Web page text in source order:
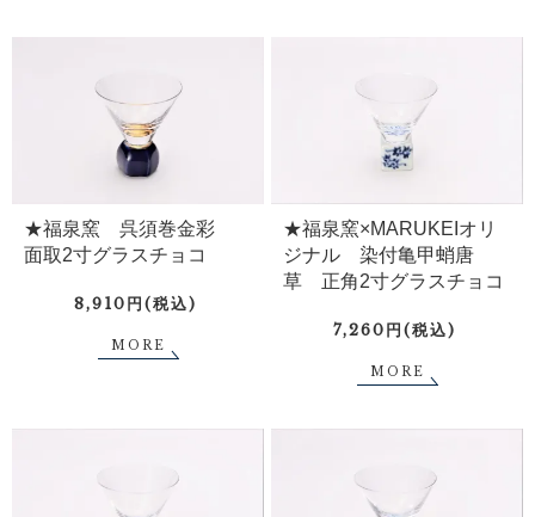
★福泉窯 呉須巻金彩
面取2寸グラスチョコ
8,910円(税込)
MORE
★福泉窯×MARUKEIオリ
ジナル 染付亀甲蛸唐
草 正角2寸グラスチョコ
7,260円(税込)
MORE